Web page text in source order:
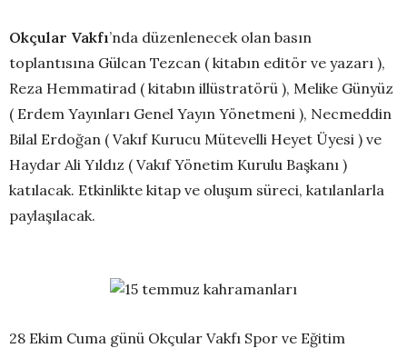
Okçular Vakfı’nda düzenlenecek olan basın
toplantısına Gülcan Tezcan ( kitabın editör ve yazarı ),
Reza Hemmatirad ( kitabın illüstratörü ), Melike Günyüz
( Erdem Yayınları Genel Yayın Yönetmeni ), Necmeddin
Bilal Erdoğan ( Vakıf Kurucu Mütevelli Heyet Üyesi ) ve
Haydar Ali Yıldız ( Vakıf Yönetim Kurulu Başkanı )
katılacak. Etkinlikte kitap ve oluşum süreci, katılanlarla
paylaşılacak.
28 Ekim Cuma günü Okçular Vakfı Spor ve Eğitim